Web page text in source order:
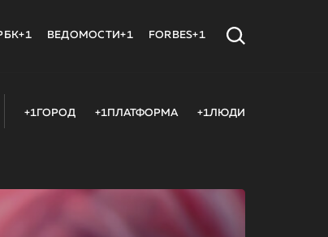
ВЕДОМОСТИ+1 FORBES+1
+1ГОРОД +1ПЛАТФОРМА +1ЛЮДИ